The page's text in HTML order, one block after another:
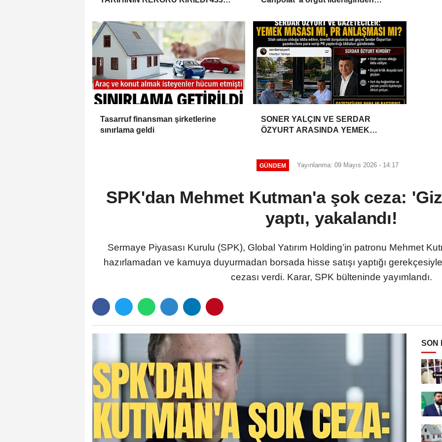
malvarlığına el konuldu
Tasarruf finansman şirketlerine
sınırlama geldi
SONER YALÇIN VE SERDAR
ÖZYURT ARASINDA YEMEK
GÜNDEM Yayınlanma: 09 Mayıs 2026 - 14:17
SPK'dan Mehmet Kutman'a şok ceza:
yaptı, yakalandı!
Sermaye Piyasası Kurulu (SPK), Global Yatırım Holding’in patronu Mehmet
hazırlamadan ve kamuya duyurmadan borsada hisse satışı yaptığı
cezası verdi. Karar, SPK bülteninde yayımlandı.
SON